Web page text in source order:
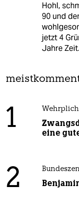
Hohl,
90 und
jetzt 4
Jahre Zeit.
1
eine
2